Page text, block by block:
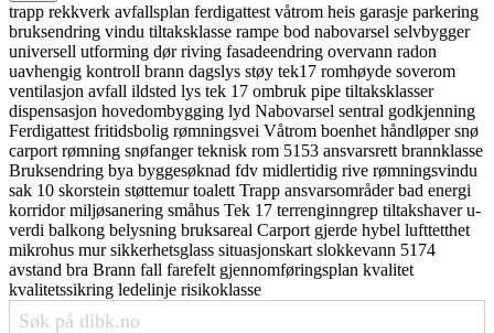
trapp rekkverk avfallsplan ferdigattest våtrom heis garasje parkering
bruksendring vindu tiltaksklasse rampe bod nabovarsel selvbygger
universell utforming dørriving fasadeendring overvann radon
uavhengig kontroll brann dagslys støy tek17 romhøyde soverom
ventilasjon avfall ildsted lys tek 17 ombruk pipe tiltaksklasser
dispensasjon hovedombygging lyd Nabovarsel sentral godkjenning
Ferdigattest fritidsbolig rømningsvei Våtrom boenhet håndløpersnø
carport rømning snøfangerteknisk rom 5153 ansvarsrett brannklasse
Bruksendring bya byggesøknad fdv midlertidig rive rømningsvindu
sak 10 skorstein støttemurtoalett Trapp ansvarsområderbad energi
korridormiljøsanering småhus Tek 17 terrenginngrep tiltakshaveru-
verdi balkong belysning bruksareal Carport gjerde hybel lufttetthet
mikrohus mursikkerhetsglass situasjonskart slokkevann 5174
avstand bra Brann fall farefelt gjennomføringsplan kvalitet
kvalitetssikring ledelinje risikoklasse